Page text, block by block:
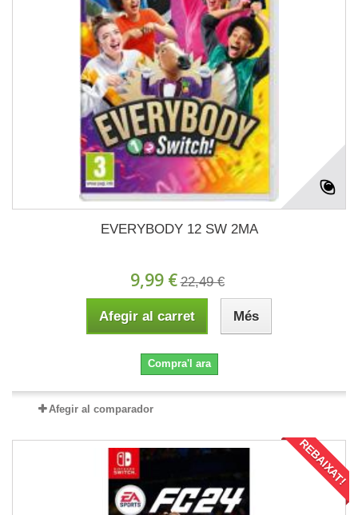
EVERYBODY 12 SW 2MA
9,99 € 22,49 €
Afegir al carret Més
Compra'l ara
Afegir al comparador
REBAIXAT!